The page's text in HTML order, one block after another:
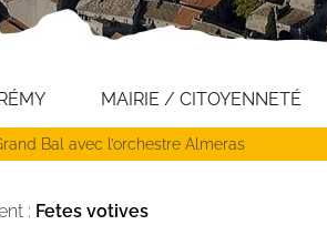
MAIRIE / CITOYENNETÉ
Bal avec l’orchestre Almeras
: Fetes votives